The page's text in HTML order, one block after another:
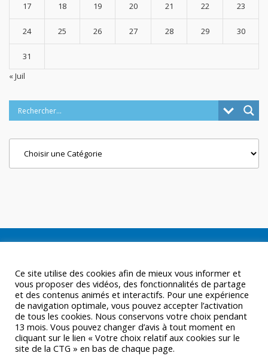
17 18 19 20 21 22 23
24 25 26 27 28 29 30
31
« Juil
Ce site utilise des cookies afin de mieux vous informer et
vous proposer des vidéos, des fonctionnalités de partage
et des contenus animés et interactifs. Pour une expérience
de navigation optimale, vous pouvez accepter l’activation
de tous les cookies. Nous conservons votre choix pendant
13 mois. Vous pouvez changer d’avis à tout moment en
cliquant sur le lien « Votre choix relatif aux cookies sur le
site de la CTG » en bas de chaque page.